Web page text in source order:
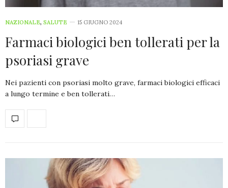
NAZIONALE, SALUTE 15 GIUGNO 2024
Farmaci biologici ben tollerati per la
psoriasi grave
Nei pazienti con psoriasi molto grave, farmaci biologici efficaci
a lungo termine e ben tollerati…